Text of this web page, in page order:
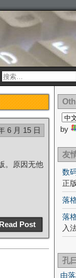
6 月 15 日
。原因无他
Post
by
友
数
正
落
落
入
孔
由